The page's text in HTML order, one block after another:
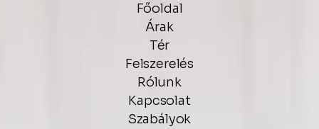
Főoldal
Árak
Tér
Felszerelés
Rólunk
Kapcsolat
Szabályok